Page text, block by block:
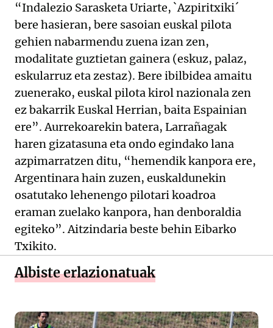
“Indalezio Sarasketa Uriarte, `Azpiritxiki´
bere hasieran, bere sasoian euskal pilota
gehien nabarmendu zuena izan zen,
modalitate guztietan gainera (eskuz, palaz,
eskularruz eta zestaz). Bere ibilbidea amaitu
zuenerako, euskal pilota kirol nazionala zen
ez bakarrik Euskal Herrian, baita Espainian
ere”. Aurrekoarekin batera, Larrañagak
haren gizatasuna eta ondo egindako lana
azpimarratzen ditu, “hemendik kanpora ere,
Argentinara hain zuzen, euskaldunekin
osatutako lehenengo pilotari koadroa
eraman zuelako kanpora, han denboraldia
egiteko”. Aitzindaria beste behin Eibarko
Txikito.
Albiste erlazionatuak